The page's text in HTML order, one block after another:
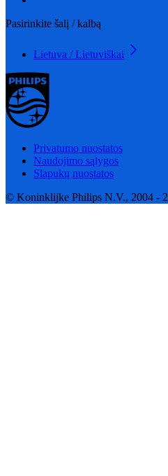
Pasirinkite šalį / kalbą
Lietuva / Lietuviškai
Privatumo nuostatos
Naudojimo sąlygos
Slapukų nuostatos
© Koninklijke Philips N.V., 2004 -